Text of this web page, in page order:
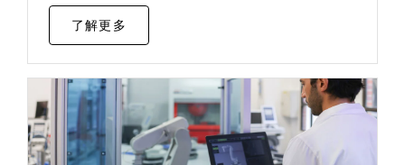
了解更多